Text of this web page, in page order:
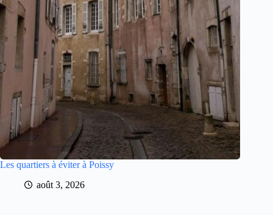
Les quartiers à éviter à Poissy
août 3, 2026